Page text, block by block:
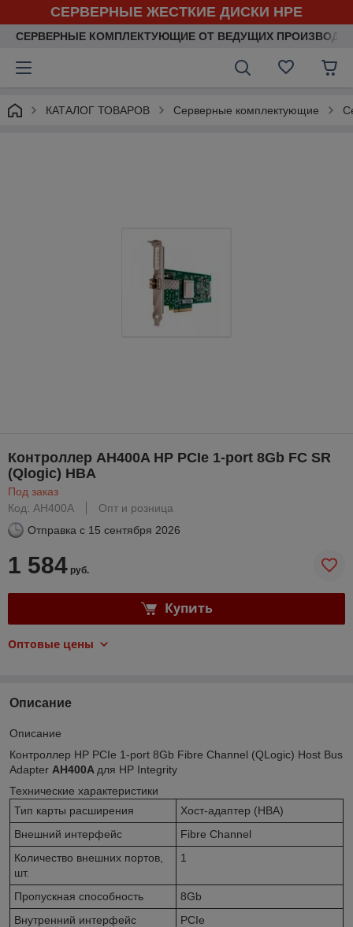
СЕРВЕРНЫЕ ЖЕСТКИЕ ДИСКИ HPE
СЕРВЕРНЫЕ КОМПЛЕКТУЮЩИЕ ОТ ВЕДУЩИХ
КАТАЛОГ ТОВАРОВ Серверные комплектующие
Контроллер AH400A HP PCIe 1-port 8Gb FC SR
(Qlogic) HBA
Под заказ
Код: AH400A
Опт и розница
Отправка с 15 сентября 2026
1 584 руб.
Купить
Оптовые цены
Описание
Описание
Контроллер HP PCIe 1-port 8Gb Fibre Channel (QLogic) Host Bus
Adapter AH400A для HP Integrity
Технические характеристики
Тип карты расширения
Хост-адаптер (HBA)
Внешний интерфейс
Fibre Channel
Количество внешних портов,
шт.
1
Пропускная способность
8Gb
Внутренний интерфейс
PCIe